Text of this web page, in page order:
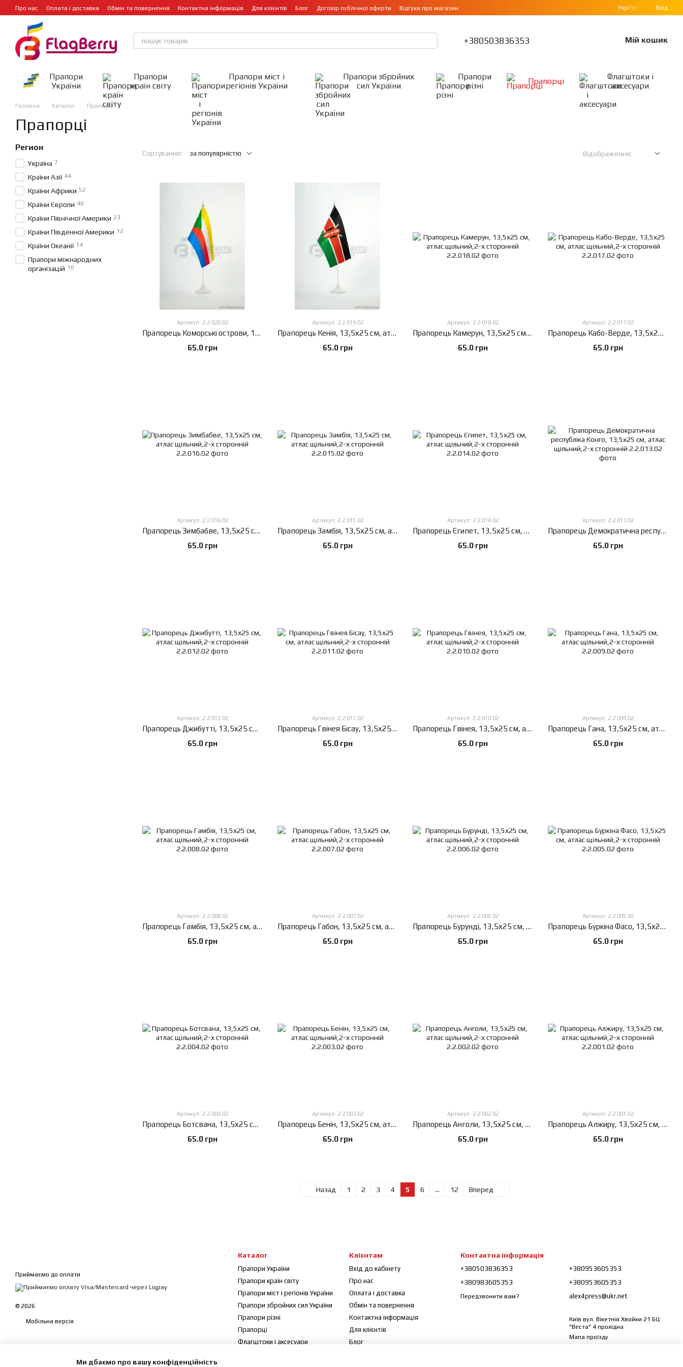
Перейти до основного контенту
Про нас Оплата і доставка Обмін та повернення Контактна інформація Для клієнтів Блог Договір публічної оферти Відгуки про магазин УкрРус Вхід
+380503836353 Мій кошик
Прапори
України
Прапори
країн світу
Прапори міст і
регіонів України
Прапори збройних
сил України
Прапори
різні
Прапорці
Флагштоки і
аксесуари
Головна Каталог Прапорці
Прапорці
Сортування: за популярністю Відображення:
Артикул: 2.2.020.02
Прапорець Коморські острови, 13,5х25 см, атлас щільний,2-х сторонній
65.0 грн
Артикул: 2.2.019.02
Прапорець Кенія, 13,5х25 см, атлас щільний,2-х сторонній
65.0 грн
Артикул: 2.2.018.02
Прапорець Камерун, 13,5х25 см, атлас щільний,2-х сторонній
65.0 грн
Артикул: 2.2.017.02
Прапорець Кабо-Верде, 13,5х25 см, атлас щільний,2-х сторонній
65.0 грн
Артикул: 2.2.016.02
Прапорець Зимбабве, 13,5х25 см, атлас щільний,2-х сторонній
65.0 грн
Артикул: 2.2.015.02
Прапорець Замбія, 13,5х25 см, атлас щільний,2-х сторонній
65.0 грн
Артикул: 2.2.014.02
Прапорець Єгипет, 13,5х25 см, атлас щільний,2-х сторонній
65.0 грн
Артикул: 2.2.013.02
Прапорець Демократична республіка Конго, 13,5х25 см, атлас щільний,2-х сторонній
65.0 грн
Артикул: 2.2.012.02
Прапорець Джибутті, 13,5х25 см, атлас щільний,2-х сторонній
65.0 грн
Артикул: 2.2.011.02
Прапорець Гвінея Бісау, 13,5х25 см, атлас щільний,2-х сторонній
65.0 грн
Артикул: 2.2.010.02
Прапорець Гвінея, 13,5х25 см, атлас щільний,2-х сторонній
65.0 грн
Артикул: 2.2.009.02
Прапорець Гана, 13,5х25 см, атлас щільний,2-х сторонній
65.0 грн
Артикул: 2.2.008.02
Прапорець Гамбія, 13,5х25 см, атлас щільний,2-х сторонній
65.0 грн
Артикул: 2.2.007.02
Прапорець Габон, 13,5х25 см, атлас щільний,2-х сторонній
65.0 грн
Артикул: 2.2.006.02
Прапорець Бурунді, 13,5х25 см, атлас щільний,2-х сторонній
65.0 грн
Артикул: 2.2.005.02
Прапорець Буркіна Фасо, 13,5х25 см, атлас щільний,2-х сторонній
65.0 грн
Артикул: 2.2.004.02
Прапорець Ботсвана, 13,5х25 см, атлас щільний,2-х сторонній
65.0 грн
Артикул: 2.2.003.02
Прапорець Бенін, 13,5х25 см, атлас щільний,2-х сторонній
65.0 грн
Артикул: 2.2.002.02
Прапорець Анголи, 13,5х25 см, атлас щільний,2-х сторонній
65.0 грн
Артикул: 2.2.001.02
Прапорець Алжиру, 13,5х25 см, атлас щільний,2-х сторонній
65.0 грн
Назад 1 2 3 4 5 6 ... 12 Вперед
Регион
Україна 7
Країни Азії 44
Країни Африки 52
Країни Європи 40
Країни Північної Америки 23
Країни Південної Америки 12
Країни Океанії 14
Прапори міжнародних
організацій 10
Приймаємо до оплати
© 2026
Мобільна версія
Каталог
Прапори України
Прапори країн світу
Прапори міст і регіонів України
Прапори збройних сил України
Прапори різні
Прапорці
Флагштоки і аксесуари
Клієнтам
Вхід до кабінету
Про нас
Оплата і доставка
Обмін та повернення
Контактна інформація
Для клієнтів
Блог
Контактна інформація
+380503836353
+380983605353
Передзвонити вам?
+380953605353
+380953605353
alex4press@ukr.net
Київ вул. Вікетнія Хвойки 21 БЦ
"Веста" 4 прохідна
Мапа проїзду
Ми дбаємо про вашу конфіденційність